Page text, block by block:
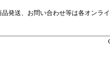
発送、お問い合わせ等は各オンラ